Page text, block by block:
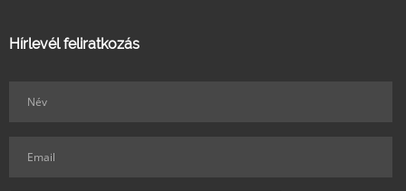
Hírlevél feliratkozás